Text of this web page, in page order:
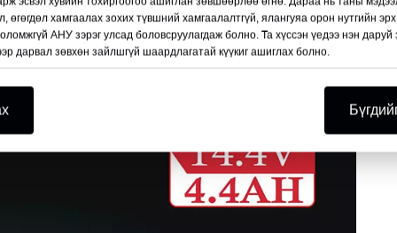
батерей, хурдан цэнэглэгч (40 минутаас бага)
21 царигийн цайрдсан зангиа утастай гурван
үүрэн хайрцагт хийнэ.
өгөгдөл хамгаалах зохих түвшний хамгаалалтгүй, ялангуяа орон нутгийн
АНУ зэрэг улсад боловсруулагдаж болно. Та хүссэн үедээ нэн
дарвал зөвхөн зайлшгүй шаардлагатай күүкиг ашиглах болно.